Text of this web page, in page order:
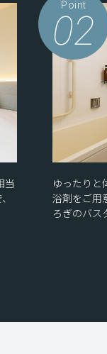
当
Point
02
ゆったりと
浴剤をご用
ろぎのバス